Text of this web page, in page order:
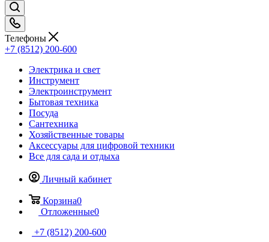
Телефоны
+7 (8512) 200-600
Электрика и свет
Инструмент
Электроинструмент
Бытовая техника
Посуда
Сантехника
Хозяйственные товары
Аксессуары для цифровой техники
Все для сада и отдыха
Личный кабинет
Корзина0
Отложенные0
+7 (8512) 200-600